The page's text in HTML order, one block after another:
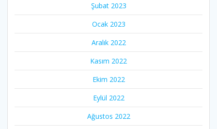
Şubat 2023
Ocak 2023
Aralık 2022
Kasım 2022
Ekim 2022
Eylül 2022
Ağustos 2022